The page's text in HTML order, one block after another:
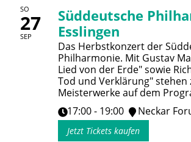
SO
27
SEP
Süddeutsche
Esslingen
Das Herbstkonzert der
Philharmonie. Mit Gustav
Lied von der Erde" sowie
Tod und Verklärung" stehen
Meisterwerke auf dem
17:00 - 19:00
Neckar
Jetzt Tickets kaufen